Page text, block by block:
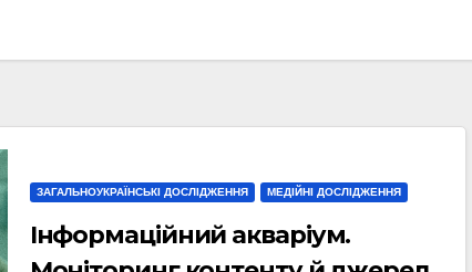
ЗАГАЛЬНОУКРАЇНСЬКІ ДОСЛІДЖЕННЯ МЕДІЙНІ ДОСЛІДЖЕННЯ
Інформаційний акваріум.